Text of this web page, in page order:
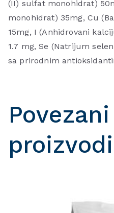
(II) sulfat monohidrat)
monohidrat) 35mg, Cu
15mg, I (Anhidrovani
1.7 mg, Se (Natrijum
sa prirodnim
Povezani
proizvodi